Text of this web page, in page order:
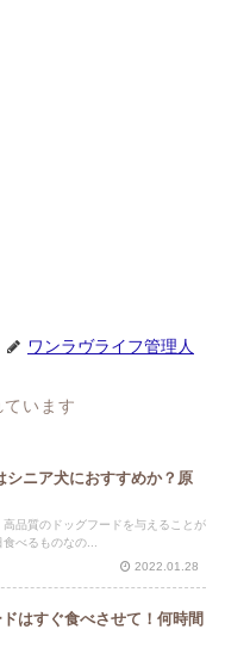
ワンラヴライフ管理人
います
ニア犬におすすめか？原
品質のドッグフードを与えることが
食べるものなの...
2022.01.28
はすぐ食べさせて！何時間